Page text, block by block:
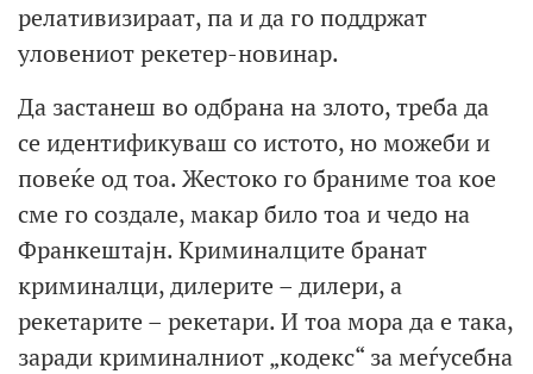
релативизираат, па и да го поддржат
уловениот рекетер-новинар.
Да застанеш во одбрана на злото, треба да
се идентификуваш со истото, но можеби и
повеќе од тоа. Жестоко го браниме тоа кое
сме го создале, макар било тоа и чедо на
Франкештајн. Криминалците бранат
криминалци, дилерите – дилери, а
рекетарите – рекетари. И тоа мора да е така,
заради криминалниот „кодекс“ за меѓусебна